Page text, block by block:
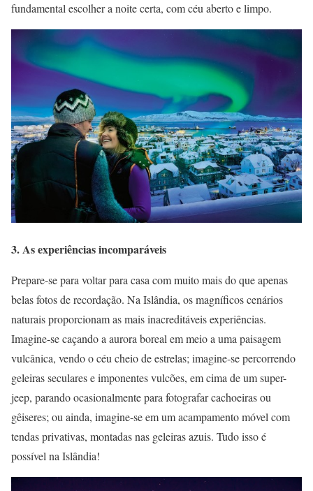
fundamental escolher a noite certa, com céu aberto e limpo.
3. As experiências incomparáveis
Prepare-se para voltar para casa com muito mais do que apenas
belas fotos de recordação. Na Islândia, os magníficos cenários
naturais proporcionam as mais inacreditáveis experiências.
Imagine-se caçando a aurora boreal em meio a uma paisagem
vulcânica, vendo o céu cheio de estrelas; imagine-se percorrendo
geleiras seculares e imponentes vulcões, em cima de um super-
jeep, parando ocasionalmente para fotografar cachoeiras ou
gêiseres; ou ainda, imagine-se em um acampamento móvel com
tendas privativas, montadas nas geleiras azuis. Tudo isso é
possível na Islândia!